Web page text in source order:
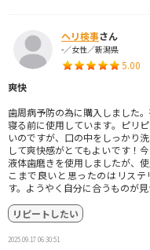
ヘリ検事さん
-／女性／新潟県
5.00
爽快
歯周病予防の為に購入しました
寝る前に使用しています。ピリ
いのですが、口の中をしっかり
して爽快感がとてもよいです！
液体歯磨きを使用しましたが、
こまで良いと思ったのはリステ
す。ようやく自分に合うものが見
リピートしたい
2025.09.17 06:30:51